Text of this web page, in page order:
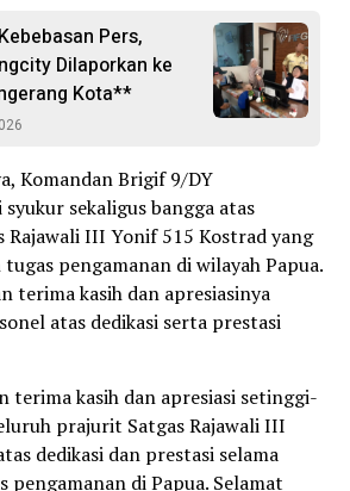
Pers,
Dilaporkan ke
Kota**
Komandan Brigif 9/DY
sekaligus bangga atas
Rajawali III Yonif 515 Kostrad yang
pengamanan di wilayah Papua.
terima kasih dan apresiasinya
atas dedikasi serta prestasi
terima kasih dan apresiasi setinggi-
prajurit Satgas Rajawali III
dedikasi dan prestasi selama
pengamanan di Papua. Selamat